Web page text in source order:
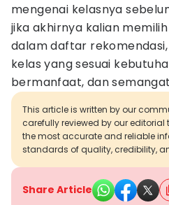
mengenai kelasnya
jika akhirnya kalian
dalam daftar
kelas yang sesuai
bermanfaat, dan
This article is written by our
carefully reviewed by our editorial
the most accurate and reliable
standards of quality, credibility,
Share Article